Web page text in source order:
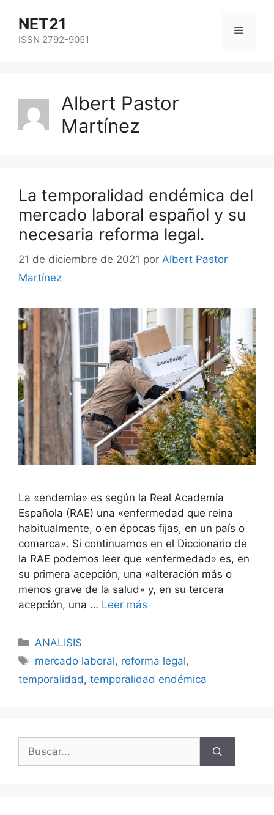
NET21
ISSN 2792-9051
Albert Pastor
Martínez
La temporalidad endémica del
mercado laboral español y su
necesaria reforma legal.
21 de diciembre de 2021 por Albert Pastor
Martínez
La «endemia» es según la Real Academia
Española (RAE) una «enfermedad que reina
habitualmente, o en épocas fijas, en un país o
comarca». Si continuamos en el Diccionario de
la RAE podemos leer que «enfermedad» es, en
su primera acepción, una «alteración más o
menos grave de la salud» y, en su tercera
acepción, una … Leer más
ANALISIS
mercado laboral, reforma legal,
temporalidad, temporalidad endémica